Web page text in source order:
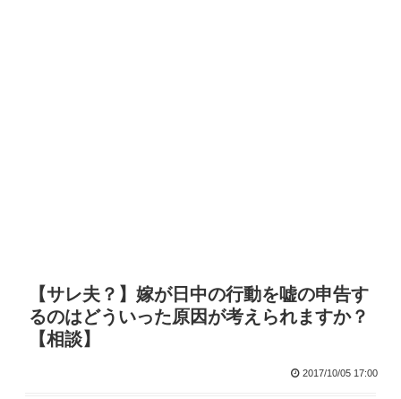
【サレ夫？】嫁が日中の行動を嘘の申告す
るのはどういった原因が考えられますか？
【相談】
2017/10/05 17:00